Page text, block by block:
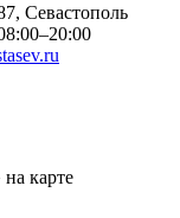
Севастополь
карте